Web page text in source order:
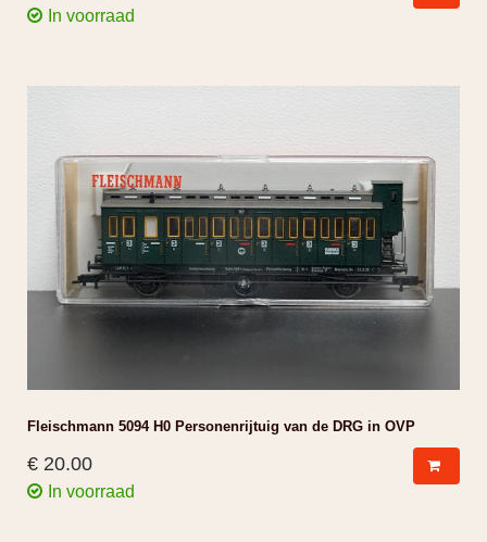
In voorraad
Fleischmann 5094 H0 Personenrijtuig van de DRG in OVP
€ 20.00
In voorraad